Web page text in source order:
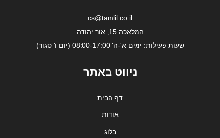
cs@tamlil.co.il
המלאכה 15, אור יהודה
שעות פעילות: ימים א'-ה' 08:00-17:00 (יום ו' סגור)
ניווט באתר
דף הבית
אודות
בלוג